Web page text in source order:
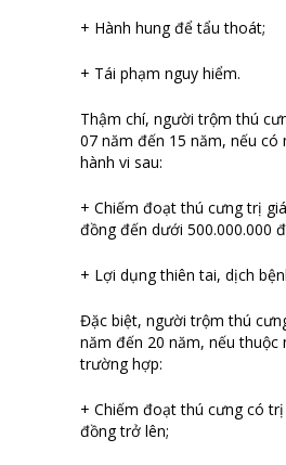
+ Hành hung để tẩu thoát;
+ Tái phạm nguy hiểm.
Thậm chí, người trộm thú
07 năm đến 15 năm, nếu có
hành vi sau:
+ Chiếm đoạt thú cưng trị
đồng đến dưới 500.000.000
+ Lợi dụng thiên tai, dịch
Đặc biệt, người trộm thú
năm đến 20 năm, nếu thuộc
trường hợp:
+ Chiếm đoạt thú cưng có trị
đồng trở lên;